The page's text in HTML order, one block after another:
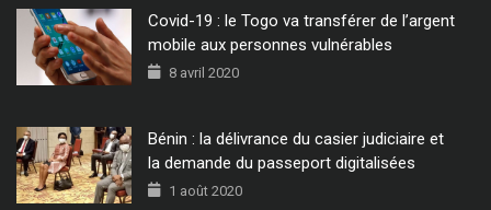
Covid-19 : le Togo va transférer de l’argent
mobile aux personnes vulnérables
8 avril 2020
Bénin : la délivrance du casier judiciaire et
la demande du passeport digitalisées
1 août 2020